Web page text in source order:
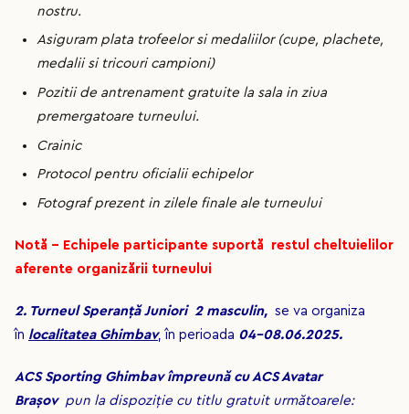
nostru.
Asiguram plata trofeelor si medaliilor (cupe, plachete,
medalii si tricouri campioni)
Pozitii de antrenament gratuite la sala in ziua
premergatoare turneului.
Crainic
Protocol pentru oficialii echipelor
Fotograf prezent in zilele finale ale turneului
Notă – Echipele participante suportă restul cheltuielilor
aferente organizării turneului
2. Turneul Speranță Juniori 2 masculin, se va organiza
în localitatea Ghimbav, în perioada 04-08.06.2025.
ACS Sporting Ghimbav împreună cu ACS Avatar
Brașovpun la dispoziție cu titlu gratuit următoarele: